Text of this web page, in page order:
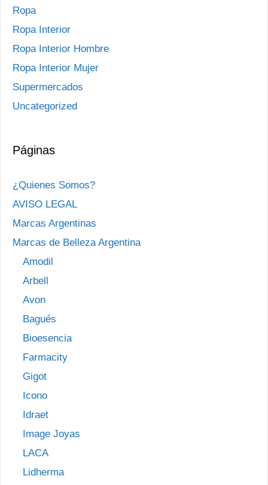
Ropa
Ropa Interior
Ropa Interior Hombre
Ropa Interior Mujer
Supermercados
Uncategorized
Páginas
¿Quienes Somos?
AVISO LEGAL
Marcas Argentinas
Marcas de Belleza Argentina
Amodil
Arbell
Avon
Bagués
Bioesencia
Farmacity
Gigot
Icono
Idraet
Image Joyas
LACA
Lidherma